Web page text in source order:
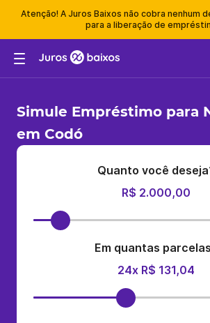
Atenção! A Juros Baixos não cobra nenhum
para a liberação de
Simule Empréstimo para
em Codó
Quanto você
R$ 2.000,00
Em quantas
24x R$ 131,04